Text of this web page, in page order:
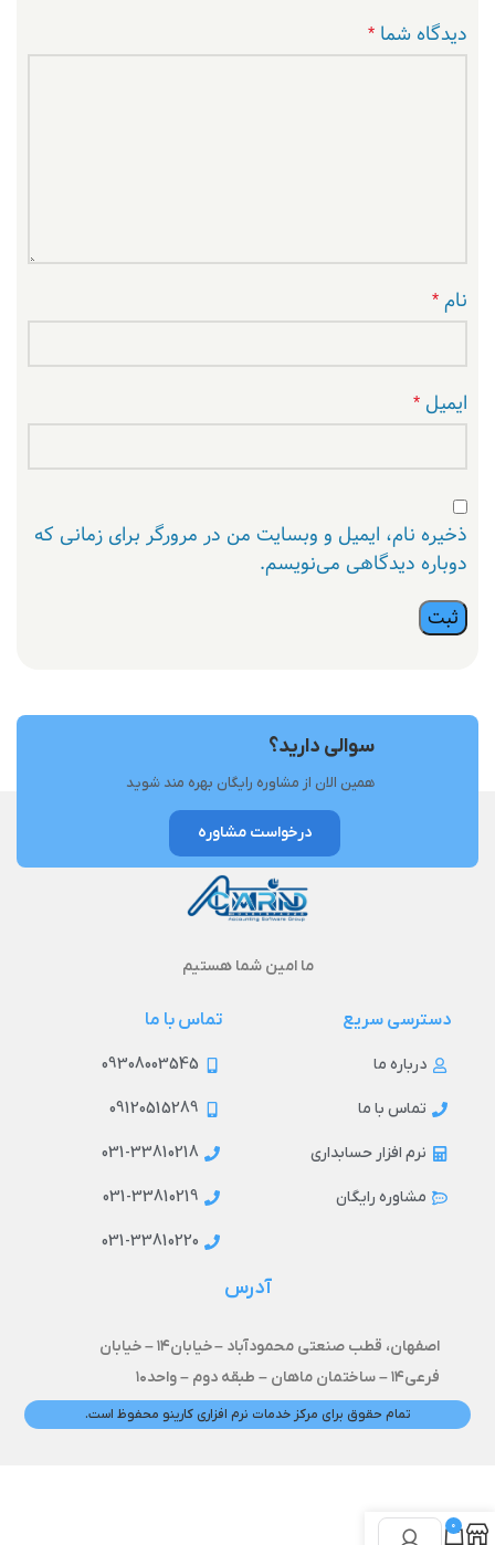
دیدگاه شما *
نام*
ایمیل *
ذخیره نام، ایمیل و وبسایت من در مرورگر برای زمانی که
دوباره دیدگاهی می‌نویسم.
سوالی دارید؟
همین الان از مشاوره رایگان بهره مند شوید
درخواست مشاوره
ما امین شما هستیم
دسترسی سریع
درباره ما
تماس با ما
نرم افزار حسابداری
مشاوره رایگان
تماس با ما
09308003545
09120515289
031-33810218
031-33810219
031-33810220
آدرس
اصفهان، قطب صنعتی محمودآباد –خیابان۱۴ –
خیابان
فرعی۱۴ – ساختمان ماهان – طبقه دوم – واحد۱۰
تمام حقوق برای مرکز خدمات نرم افزاری کارینو محفوظ است.
0